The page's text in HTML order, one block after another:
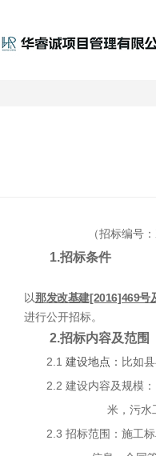
（招标编号 ：
1.招标条件
以那发改基建[2016]469号
进行公开招标。
2.招标内容及范围
2.1 建设地点： 比如
2.2 建设内容及规模
米，污水工程
2.3 招标范围：施工